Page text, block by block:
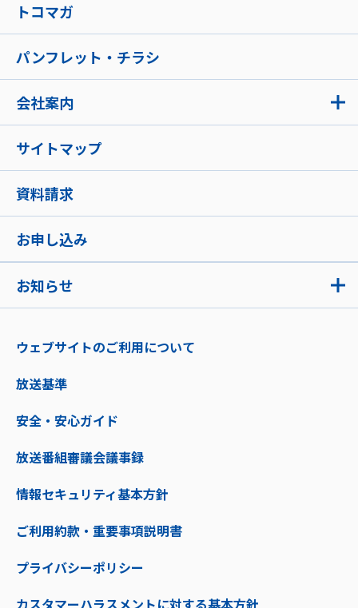
お知らせ
トコマガ
パンフレット・チラシ
会社案内
サイトマップ
資料請求
お申し込み
ウェブサイトのご利用について
放送基準
安全・安心ガイド
放送番組審議会議事録
情報セキュリティ基本方針
ご利用約款・重要事項説明書
プライバシーポリシー